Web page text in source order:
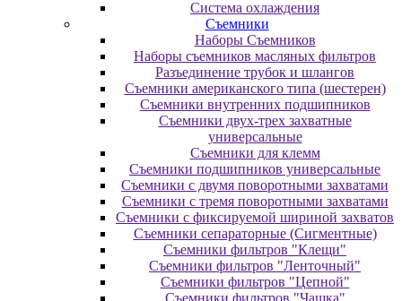
Система охлаждения
Съемники
Наборы Съемников
Наборы съемников масляных фильтров
Разъединение трубок и шлангов
Съемники американского типа (шестерен)
Съемники внутренних подшипников
Съемники двух-трех захватные
универсальные
Съемники для клемм
Съемники подшипников универсальные
Съемники с двумя поворотными захватами
Съемники с тремя поворотными захватами
Съемники с фиксируемой шириной захватов
Съемники сепараторные (Сигментные)
Съемники фильтров "Клещи"
Съемники фильтров "Ленточный"
Съемники фильтров "Цепной"
Съемники фильтров "Чашка"